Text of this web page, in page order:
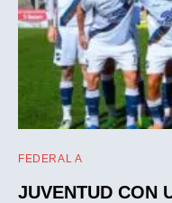
FEDERAL A
JUVENTUD CON